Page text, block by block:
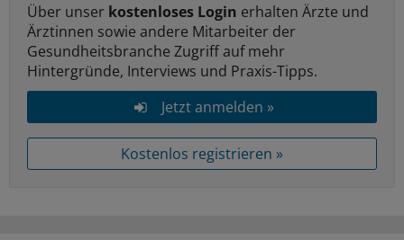
Über unser kostenloses Login erhalten Ärzte und
Ärztinnen sowie andere Mitarbeiter der
Gesundheitsbranche Zugriff auf mehr
Hintergründe, Interviews und Praxis-Tipps.
Jetzt anmelden »
Kostenlos registrieren »